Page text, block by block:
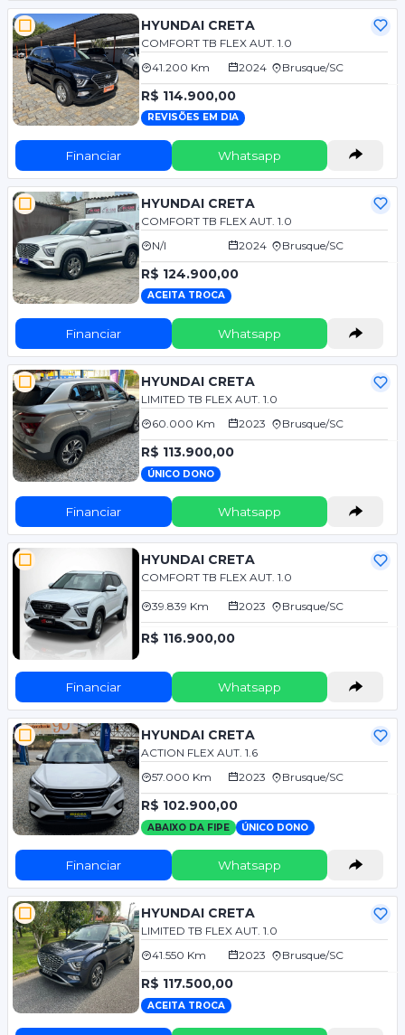
HYUNDAI CRETA
COMFORT TB FLEX AUT. 1.0
41.200 Km
2024 Brusque/SC
R$ 114.900,00
REVISÕES EM DIA
Financiar Whatsapp
HYUNDAI CRETA
COMFORT TB FLEX AUT. 1.0
N/I
2024 Brusque/SC
R$ 124.900,00
ACEITA TROCA
Financiar Whatsapp
HYUNDAI CRETA
LIMITED TB FLEX AUT. 1.0
60.000 Km
2023 Brusque/SC
R$ 113.900,00
ÚNICO DONO
Financiar Whatsapp
HYUNDAI CRETA
COMFORT TB FLEX AUT. 1.0
39.839 Km 2023 Brusque/SC
R$ 116.900,00
Financiar Whatsapp
HYUNDAI CRETA
ACTION FLEX AUT. 1.6
57.000 Km
2023 Brusque/SC
R$ 102.900,00
ABAIXO DA FIPE ÚNICO DONO
Financiar Whatsapp
HYUNDAI CRETA
LIMITED TB FLEX AUT. 1.0
41.550 Km
2023 Brusque/SC
R$ 117.500,00
ACEITA TROCA